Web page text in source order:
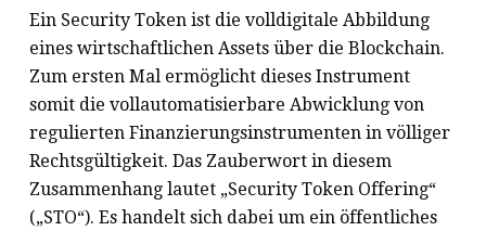
Ein Security Token ist die volldigitale Abbildung
eines wirtschaftlichen Assets über die Blockchain.
Zum ersten Mal ermöglicht dieses Instrument
somit die vollautomatisierbare Abwicklung von
regulierten Finanzierungsinstrumenten in völliger
Rechtsgültigkeit. Das Zauberwort in diesem
Zusammenhang lautet „Security Token Offering“
(„STO“). Es handelt sich dabei um ein öffentliches